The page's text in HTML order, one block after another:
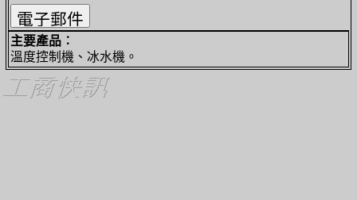
主要產品︰
溫度控制機、冰水機。